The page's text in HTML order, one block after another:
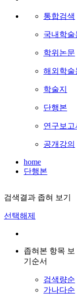
통합검색
국내학술
학위논문
해외학술
학술지
단행본
연구보고
공개강의
home
단행본
검색결과 좁혀 보기
선택해제
좁혀본 항목 보
기순서
검색량순
가나다순